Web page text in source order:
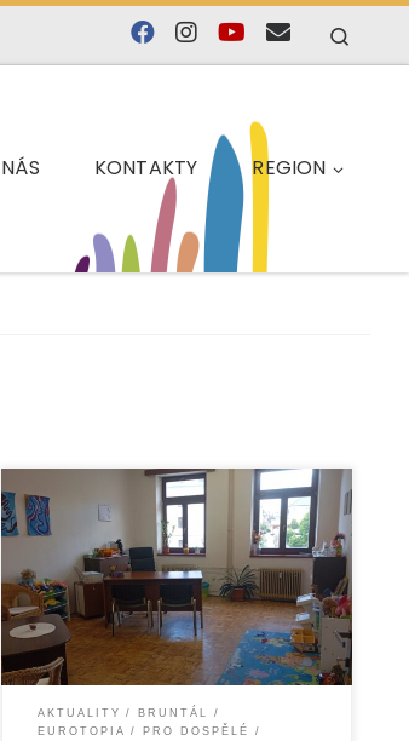
KONTAKTY REGION
Obyvatelé Bruntálska získávají lepší
přístup k odborné pomoci při řešení
dluhů, exekucí a dalších obtížných
životních situací. Organizace
EUROTOPIA.CZ rozšiřuje svou
poradenskou síť
AKTUALITY
BRUNTÁL
EUROTOPIA
PRO DOSPĚLÉ